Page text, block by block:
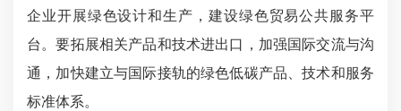
企业开展绿色设计和生产，建设绿色贸易公共服务平
台。要拓展相关产品和技术进出口，加强国际交流与沟
通，加快建立与国际接轨的绿色低碳产品、技术和服务
标准体系。